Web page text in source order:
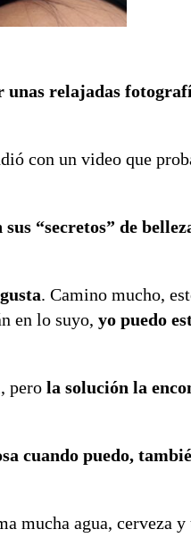
relajadas
con un video que
sus “secretos” de
. Camino mucho,
en lo suyo, yo puedo
pero la solución la
cuando puedo,
mucha agua, cerveza y